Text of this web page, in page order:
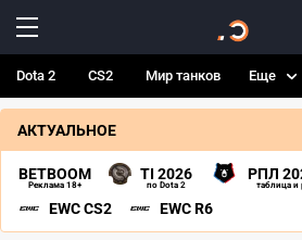
Dota 2 CS2 Мир танков Еще
АКТУАЛЬНОЕ
BETBOOM
Реклама 18+
TI 2026
по Dota 2
РПЛ
таблица и
EWC CS2 EWC R6